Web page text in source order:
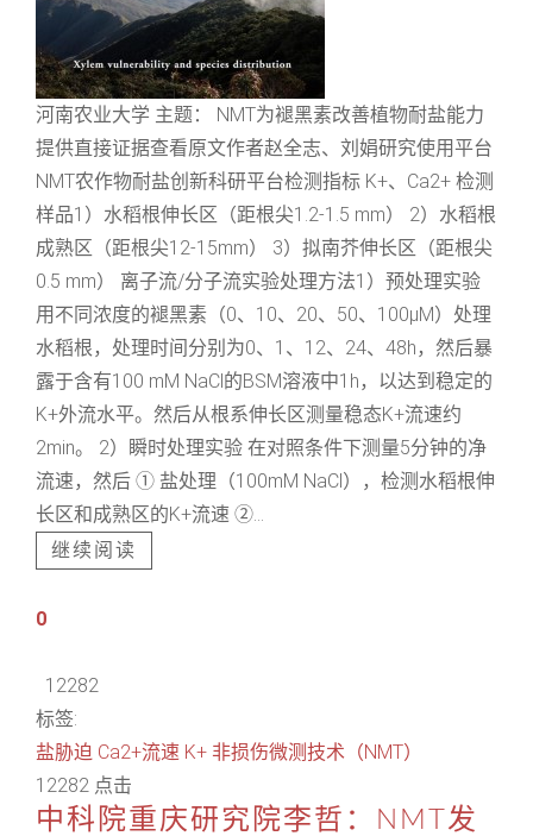
河南农业大学 主题： NMT为褪黑素改善植物耐盐能力
提供直接证据查看原文作者赵全志、刘娟研究使用平台
NMT农作物耐盐创新科研平台检测指标 K+、Ca2+ 检测
样品1）水稻根伸长区（距根尖1.2-1.5 mm） 2）水稻根
成熟区（距根尖12-15mm） 3）拟南芥伸长区（距根尖
0.5 mm） 离子流/分子流实验处理方法1）预处理实验
用不同浓度的褪黑素（0、10、20、50、100μM）处理
水稻根，处理时间分别为0、1、12、24、48h，然后暴
露于含有100 mM NaCl的BSM溶液中1h，以达到稳定的
K+外流水平。然后从根系伸长区测量稳态K+流速约
2min。 2）瞬时处理实验 在对照条件下测量5分钟的净
流速，然后 ① 盐处理（100mM NaCl），检测水稻根伸
长区和成熟区的K+流速 ②...
继续阅读
0
12282
标签:
盐胁迫 Ca2+流速 K+ 非损伤微测技术（NMT）
12282 点击
中科院重庆研究院李哲：NMT发